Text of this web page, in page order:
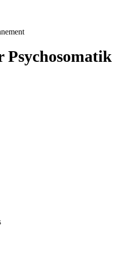
Psychosomatik